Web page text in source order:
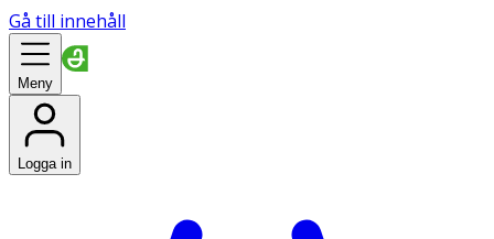
Gå till innehåll
Meny
Logga in